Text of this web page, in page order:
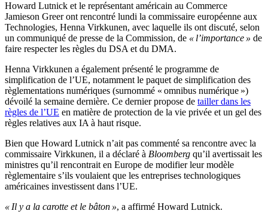
Howard Lutnick et le représentant américain au Commerce
Jamieson Greer ont rencontré lundi la commissaire européenne aux
Technologies, Henna Virkkunen, avec laquelle ils ont discuté, selon
un communiqué de presse de la Commission, de « l’importance » de
faire respecter les règles du DSA et du DMA.
Henna Virkkunen a également présenté le programme de
simplification de l’UE, notamment le paquet de simplification des
règlementations numériques (surnommé « omnibus numérique »)
dévoilé la semaine dernière. Ce dernier propose de tailler dans les
règles de l’UE en matière de protection de la vie privée et un gel des
règles relatives aux IA à haut risque.
Bien que Howard Lutnick n’ait pas commenté sa rencontre avec la
commissaire Virkkunen, il a déclaré à Bloomberg qu’il avertissait les
ministres qu’il rencontrait en Europe de modifier leur modèle
règlementaire s’ils voulaient que les entreprises technologiques
américaines investissent dans l’UE.
« Il y a la carotte et le bâton », a affirmé Howard Lutnick.